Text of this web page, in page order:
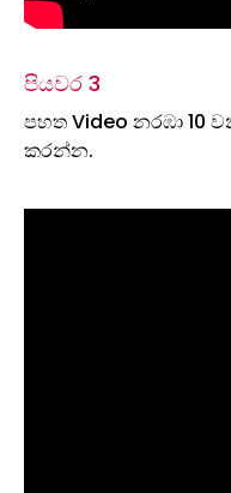
පියවර 3
පහත Video නරඹා 10
කරන්න.